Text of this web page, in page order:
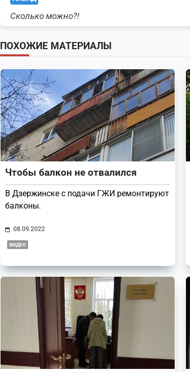
class="nav-
subtitle
screen-
reader-
text">Page</span>
Сколько можно?!
ПОХОЖИЕ МАТЕРИАЛЫ
Чтобы балкон не отвалился
В Дзержинске с подачи ГЖИ ремонтируют
балконы.
08.09.2022
ВИДЕО